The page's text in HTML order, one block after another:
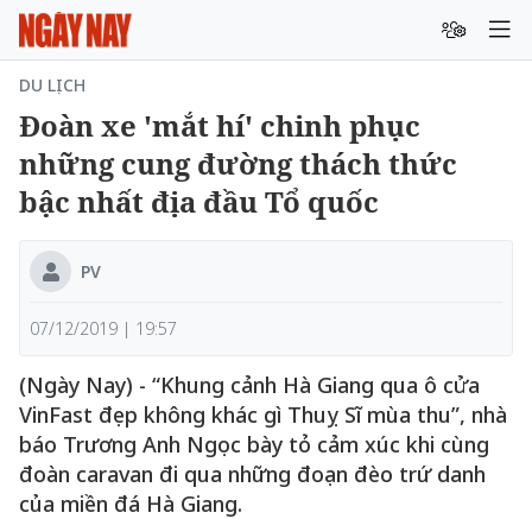
DU LỊCH
Đoàn xe 'mắt hí' chinh phục
những cung đường thách thức
bậc nhất địa đầu Tổ quốc
PV
07/12/2019 | 19:57
(Ngày Nay) - “Khung cảnh Hà Giang qua ô cửa
VinFast đẹp không khác gì Thuỵ Sĩ mùa thu”, nhà
báo Trương Anh Ngọc bày tỏ cảm xúc khi cùng
đoàn caravan đi qua những đoạn đèo trứ danh
của miền đá Hà Giang.